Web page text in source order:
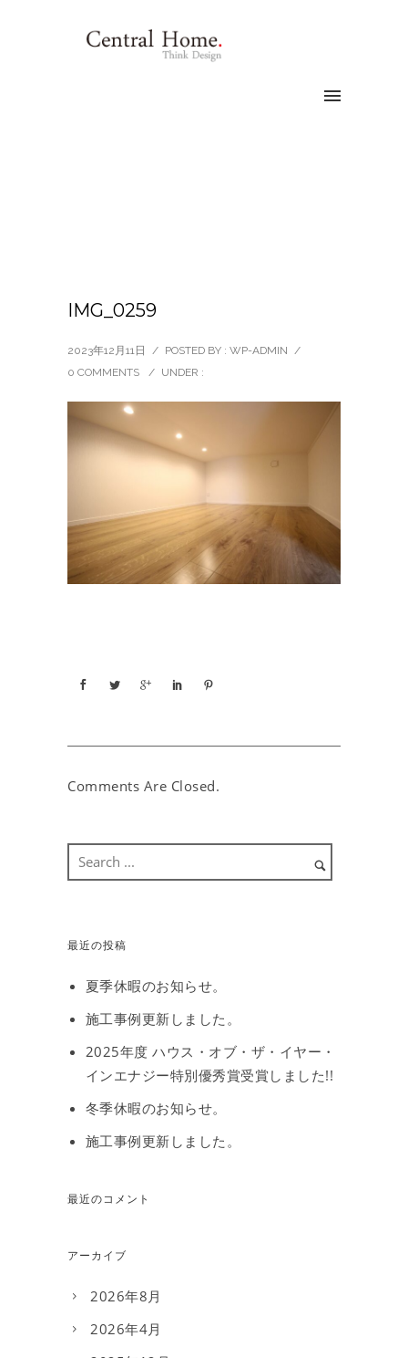
IMG_0259
2023年12月11日 / POSTED BY : WP-ADMIN /
0 COMMENTS
/ UNDER :
Comments Are Closed.
最近の投稿
夏季休暇のお知らせ。
施工事例更新しました。
2025年度 ハウス・オブ・ザ・イヤー・
インエナジー特別優秀賞受賞しました!!
冬季休暇のお知らせ。
施工事例更新しました。
最近のコメント
アーカイブ
2026年8月
2026年4月